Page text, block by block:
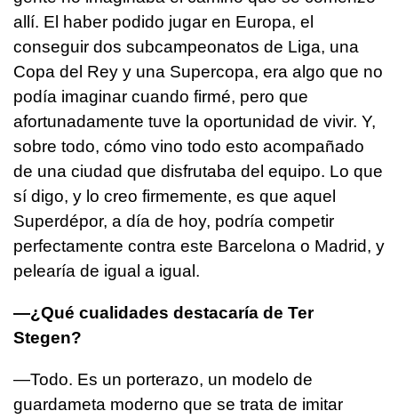
allí. El haber podido jugar en Europa, el
conseguir dos subcampeonatos de Liga, una
Copa del Rey y una Supercopa, era algo que no
podía imaginar cuando firmé, pero que
afortunadamente tuve la oportunidad de vivir. Y,
sobre todo, cómo vino todo esto acompañado
de una ciudad que disfrutaba del equipo. Lo que
sí digo, y lo creo firmemente, es que aquel
Superdépor, a día de hoy, podría competir
perfectamente contra este Barcelona o Madrid, y
pelearía de igual a igual.
—¿Qué cualidades destacaría de Ter
Stegen?
—Todo. Es un porterazo, un modelo de
guardameta moderno que se trata de imitar